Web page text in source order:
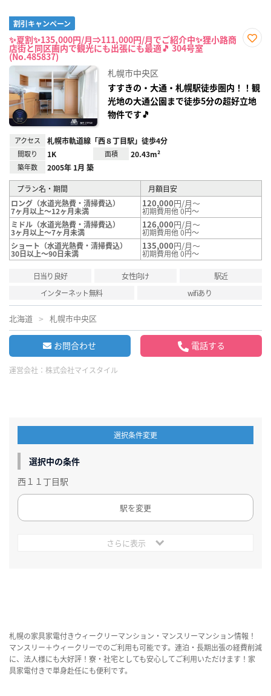
割引キャンペーン
✨夏割✨135,000円/月⇒111,000円/月でご紹介中✨狸小路商
店街と同区画内で観光にも出張にも最適🎵 304号室
(No.485837)
札幌市中央区
すすきの・大通・札幌駅徒歩圏内！！観
光地の大通公園まで徒歩5分の超好立地
物件です🎵
アクセス 札幌市軌道線「西８丁目駅」徒歩4分
間取り 1K 面積 20.43m²
築年数 2005年 1月 築
プラン名・期間
月額目安
ロング（水道光熱費・清掃費込）
7ヶ月以上～12ヶ月未満
120,000円/月～
初期費用他 0円～
ミドル（水道光熱費・清掃費込）
3ヶ月以上～7ヶ月未満
126,000円/月～
初期費用他 0円～
ショート（水道光熱費・清掃費込）
30日以上～90日未満
135,000円/月～
初期費用他 0円～
日当り良好 女性向け
駅近
インターネット無料
wifiあり
北海道 札幌市中央区
お問合わせ 電話する
運営会社： 株式会社マイスタイル
選択条件変更
選択中の条件
西１１丁目駅
駅を変更
さらに表示
札幌の家具家電付きウィークリーマンション・マンスリーマンション情報！
マンスリー＋ウィークリーでのご利用も可能です。連泊・長期出張の経費削減
に、法人様にも大好評！寮・社宅としても安心してご利用いただけます！家
具家電付きで単身赴任にも便利です。